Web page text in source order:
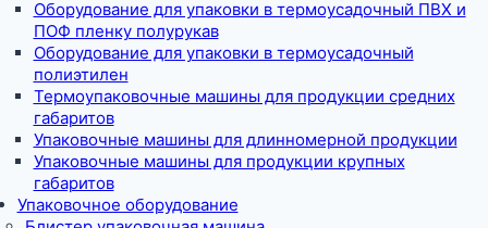
Оборудование для упаковки в термоусадочный ПВХ и
ПОФ пленку полурукав
Оборудование для упаковки в термоусадочный
полиэтилен
Термоупаковочные машины для продукции средних
габаритов
Упаковочные машины для длинномерной продукции
Упаковочные машины для продукции крупных
габаритов
Упаковочное оборудование